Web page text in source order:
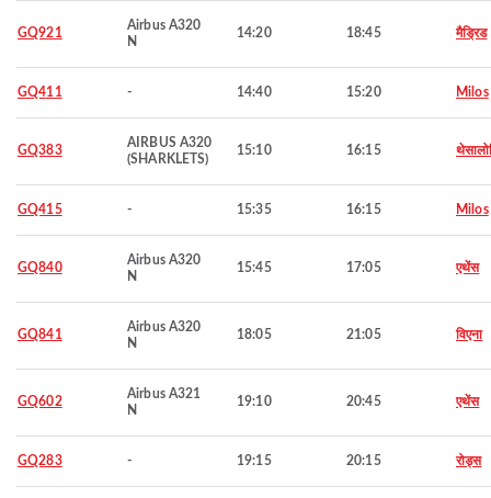
GQ921
Airbus A320
N
14:20 18:45 मैड्रिड
GQ411 - 14:40 15:20 Milos
GQ383
AIRBUS A320
(SHARKLETS)
15:10 16:15
GQ415 - 15:35 16:15 Milos
GQ840
Airbus A320
N
15:45 17:05 एथेंस
GQ841
Airbus A320
N
18:05 21:05 विएना
GQ602
Airbus A321
N
19:10 20:45 एथेंस
GQ283 - 19:15 20:15 रोड्स